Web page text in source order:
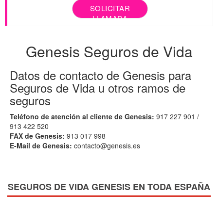
SOLICITAR
LLAMADA
Genesis Seguros de Vida
Datos de contacto de Genesis para
Seguros de Vida u otros ramos de
seguros
Teléfono de atención al cliente de Genesis: 917 227 901 /
913 422 520
FAX de Genesis: 913 017 998
E-Mail de Genesis: contacto@genesis.es
SEGUROS DE VIDA GENESIS EN TODA ESPAÑA